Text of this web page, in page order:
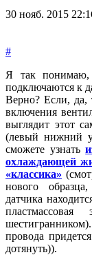
30 нояб. 2015
#
Я так понимаю,
подключаются к
Верно? Если, да,
включения
выглядит этот
(левый нижний
сможете узнать
охлаждающей
«классика»
нового
датчика
провода
дотянуть)).